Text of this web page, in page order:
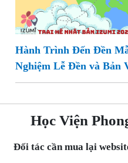
Hành Trình Đến Đền
Nghiệm Lễ Đền và Bản
Học Viện
Đối tác cần mua lại